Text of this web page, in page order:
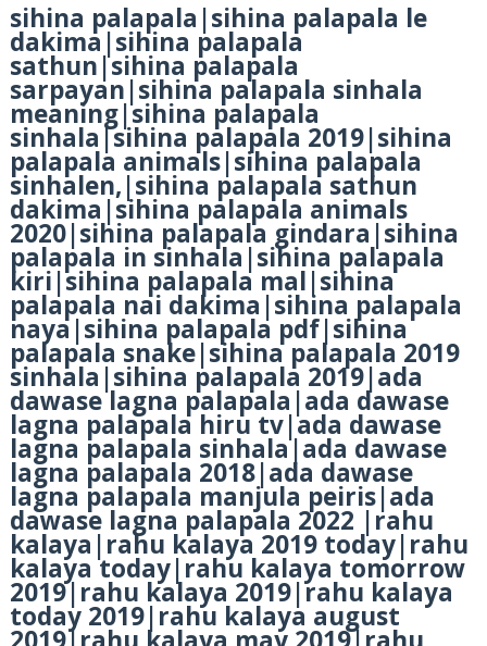
sihina palapala|sihina palapala le
dakima|sihina palapala
sathun|sihina palapala
sarpayan|sihina palapala sinhala
meaning|sihina palapala
sinhala|sihina palapala 2019|sihina
palapala animals|sihina palapala
sinhalen,|sihina palapala sathun
dakima|sihina palapala animals
2020|sihina palapala gindara|sihina
palapala in sinhala|sihina palapala
kiri|sihina palapala mal|sihina
palapala nai dakima|sihina palapala
naya|sihina palapala pdf|sihina
palapala snake|sihina palapala 2019
sinhala|sihina palapala 2019|ada
dawase lagna palapala|ada dawase
lagna palapala hiru tv|ada dawase
lagna palapala sinhala|ada dawase
lagna palapala 2018|ada dawase
lagna palapala manjula peiris|ada
dawase lagna palapala 2022 |rahu
kalaya|rahu kalaya 2019 today|rahu
kalaya today|rahu kalaya tomorrow
2019|rahu kalaya 2019|rahu kalaya
today 2019|rahu kalaya august